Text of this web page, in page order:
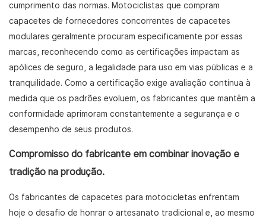
cumprimento das normas. Motociclistas que compram
capacetes de fornecedores concorrentes de capacetes
modulares geralmente procuram especificamente por essas
marcas, reconhecendo como as certificações impactam as
apólices de seguro, a legalidade para uso em vias públicas e a
tranquilidade. Como a certificação exige avaliação contínua à
medida que os padrões evoluem, os fabricantes que mantêm a
conformidade aprimoram constantemente a segurança e o
desempenho de seus produtos.
Compromisso do fabricante em combinar inovação e
tradição na produção.
Os fabricantes de capacetes para motocicletas enfrentam
hoje o desafio de honrar o artesanato tradicional e, ao mesmo